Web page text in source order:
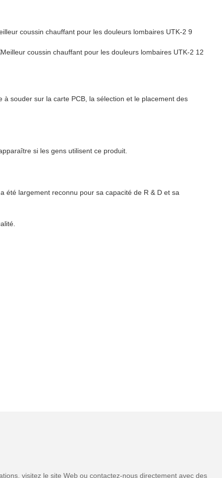
souder sur la carte PCB, la sélection et le placement des
si les gens utilisent ce produit.
été largement reconnu pour sa capacité de R & D et sa
visitez le site Web ou contactez-nous directement avec des